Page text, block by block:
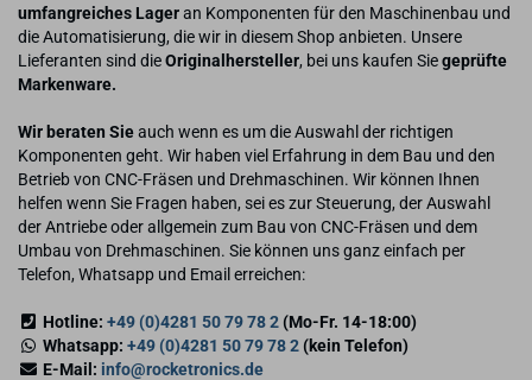
umfangreiches Lageran Komponenten für den Maschinenbau und
die Automatisierung, die wir in diesem Shop anbieten. Unsere
Lieferanten sind dieOriginalhersteller, bei uns kaufen Siegeprüfte
Markenware.
Wir beraten Sieauch wenn es um die Auswahl der richtigen
Komponenten geht. Wir haben viel Erfahrung in dem Bau und den
Betrieb von CNC-Fräsen und Drehmaschinen. Wir können Ihnen
helfen wenn Sie Fragen haben, sei es zur Steuerung, der Auswahl
der Antriebe oder allgemein zum Bau von CNC-Fräsen und dem
Umbau von Drehmaschinen. Sie können uns ganz einfach per
Telefon, Whatsapp und Email erreichen:
Hotline: +49 (0)4281 50 79 78 2(Mo-Fr. 14-18:00)
Whatsapp: +49 (0)4281 50 79 78 2(kein Telefon)
E-Mail: info@rocketronics.de